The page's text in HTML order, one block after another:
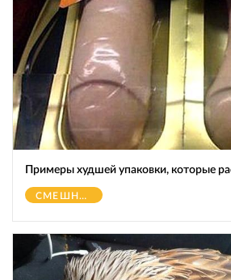
Примеры худшей упаковки, которые
СМЕШНОЕ